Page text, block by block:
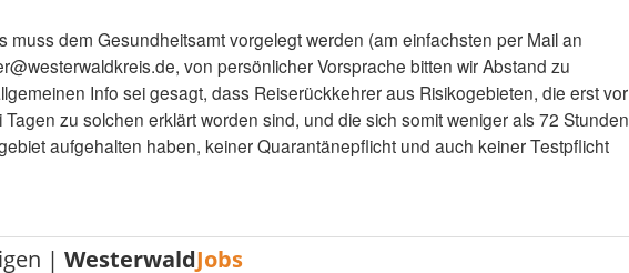
muss dem Gesundheitsamt vorgelegt werden (am einfachsten per Mail an
von persönlicher Vorsprache bitten wir Abstand zu
Info sei gesagt, dass Reiserückkehrer aus Risikogebieten, die erst vor
Tagen zu solchen erklärt worden sind, und die sich somit weniger als 72 Stunden
aufgehalten haben, keiner Quarantänepflicht und auch keiner Testpflicht
|WesterwaldJobs